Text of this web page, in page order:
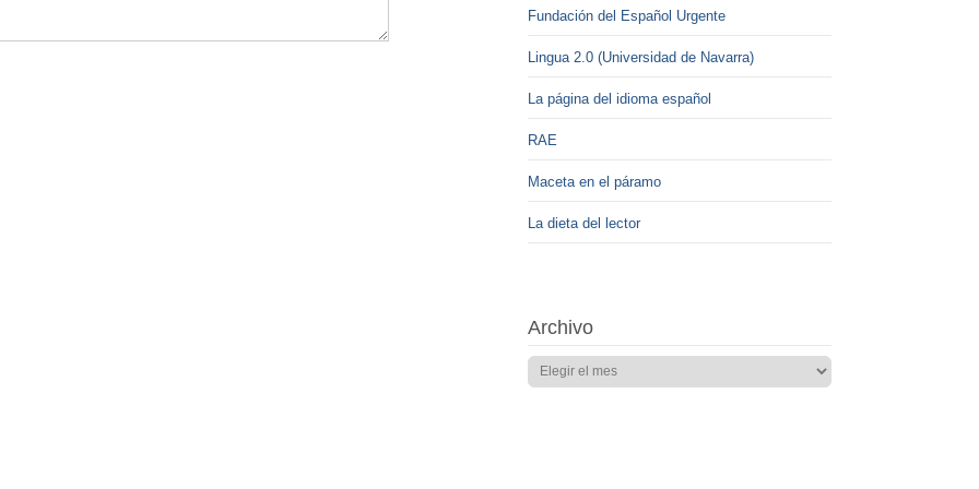
Fundación del Español Urgente
Lingua 2.0 (Universidad de Navarra)
La página del idioma español
RAE
Maceta en el páramo
La dieta del lector
Archivo